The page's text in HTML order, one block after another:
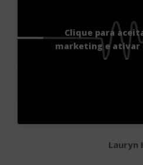
Clique para
marketing e ativar
Lauryn